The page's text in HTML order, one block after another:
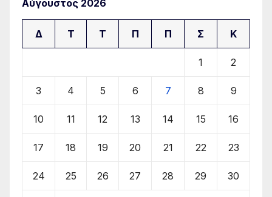
Αύγουστος 2026
Δ Τ Τ Π Π Σ Κ
1 2
3 4 5 6 7 8 9
10 11 12 13 14 15 16
17 18 19 20 21 22 23
24 25 26 27 28 29 30